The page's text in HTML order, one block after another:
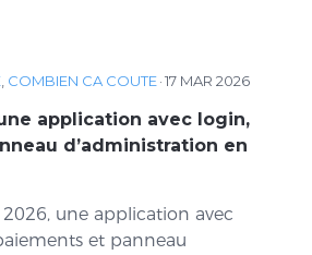
, COMBIEN CA COUTE·17 MAR 2026
application avec login,
d’administration en
une application avec
et panneau